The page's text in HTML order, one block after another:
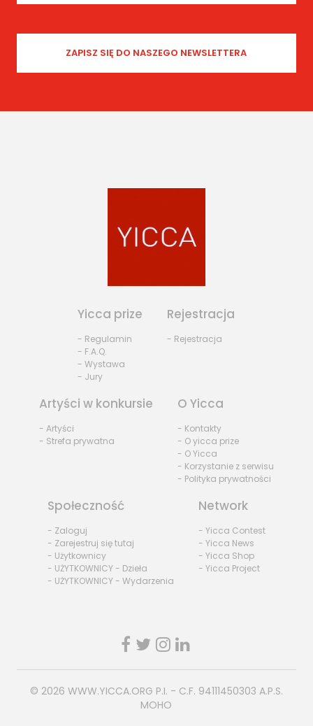
Yicca prize
- Regulamin
- F.A.Q.
- Wystawa
- Jury
Rejestracja
- Rejestracja
Artyści w konkursie
- Artyści
- Strefa prywatna
O Yicca
- Kontakty
- O yicca prize
- O Yicca
- Korzystanie z serwisu
- Polityka prywatności
Społeczność
- Zaloguj
- Zarejestruj się tutaj
- Użytkownicy
- UŻYTKOWNICY - Dzieła
- UŻYTKOWNICY - Wydarzenia
Network
- Yicca Contest
- Yicca News
- Yicca Shop
- Yicca Project
© 2026 WWW.YICCA.ORG P.I. - C.F. 94111450303 A.P.S.
MOHO